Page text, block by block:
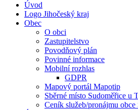
Úvod
Logo Jihočeský kraj
Obec
O obci
Zastupitelstvo
Povodňový plán
Povinné informace
Mobilní rozhlas
GDPR
Mapový portál Mapotip
Sběrné místo Sudoměřice u
Ceník služeb/pronájmu obce